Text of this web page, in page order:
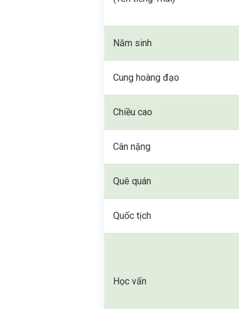
Năm sinh
Cung hoàng đạo
Chiều cao
Cân nặng
Quê quán
Quốc tịch
Học vấn